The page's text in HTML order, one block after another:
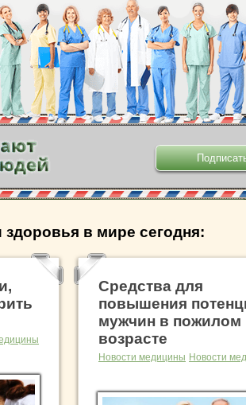
в мире сегодня:
Средства для
повышения
мужчин в пожилом
возрасте
Новости медицины Новости